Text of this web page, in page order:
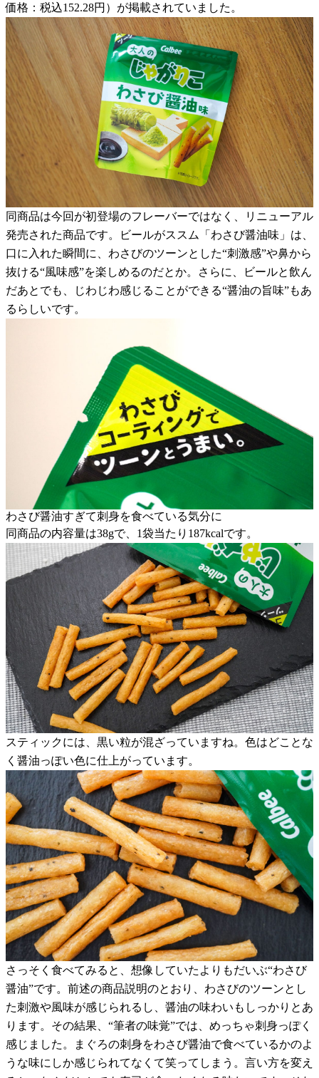
価格：税込152.28円）が掲載されていました。
同商品は今回が初登場のフレーバーではなく、リニューアル
発売された商品です。ビールがススム「わさび醤油味」は、
口に入れた瞬間に、わさびのツーンとした“刺激感”や鼻から
抜ける“風味感”を楽しめるのだとか。さらに、ビールと飲ん
だあとでも、じわじわ感じることができる“醤油の旨味”もあ
るらしいです。
わさび醤油すぎて刺身を食べている気分に
同商品の内容量は38gで、1袋当たり187kcalです。
スティックには、黒い粒が混ざっていますね。色はどことな
く醤油っぽい色に仕上がっています。
さっそく食べてみると、想像していたよりもだいぶ“わさび
醤油”です。前述の商品説明のとおり、わさびのツーンとし
た刺激や風味が感じられるし、醤油の味わいもしっかりとあ
ります。その結果、“筆者の味覚”では、めっちゃ刺身っぽく
感じました。まぐろの刺身をわさび醤油で食べているかのよ
うな味にしか感じられてなくて笑ってしまう。言い方を変え